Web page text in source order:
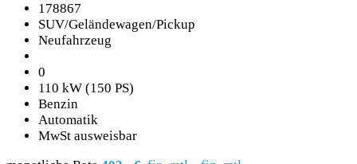
178867
SUV/Geländewagen/Pickup
Neufahrzeug
0
110 kW (150 PS)
Benzin
Automatik
MwSt ausweisbar